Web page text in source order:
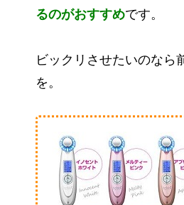
るのがおすすめです。
ビックリさせたいのなら
を。